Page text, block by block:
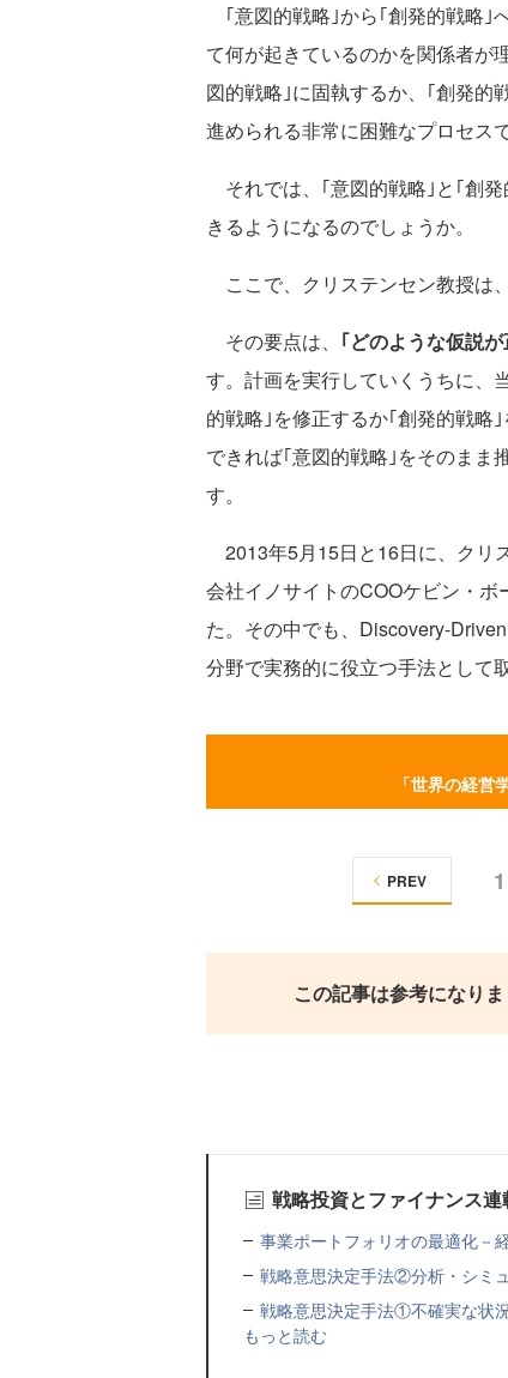
｢意図的戦略｣から｢創発的戦略｣
て何が起きているのかを関係者が
図的戦略｣に固執するか、｢創発的
進められる非常に困難なプロセス
それでは、｢意図的戦略｣と｢創
きるようになるのでしょうか。
ここで、クリステンセン教授は
その要点は、 ｢どのような仮説
す。計画を実行していくうちに、
的戦略｣を修正するか｢創発的戦略
できれば｢意図的戦略｣をそのまま
す。
2013年5月15日と16日に、クリ
会社イノサイトのCOOケビン・
た。その中でも、Discovery-
分野で実務的に役立つ手法として
「世界の経
1
PREV
この記事は参考になり
戦略投資とファイナンス
事業ポートフォリオの最適化－
戦略意思決定手法②分析・シミ
戦略意思決定手法①不確実な状
もっと読む